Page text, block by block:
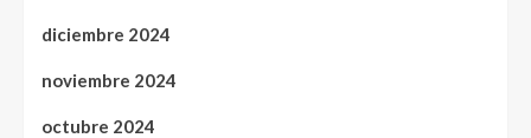
diciembre 2024
noviembre 2024
octubre 2024